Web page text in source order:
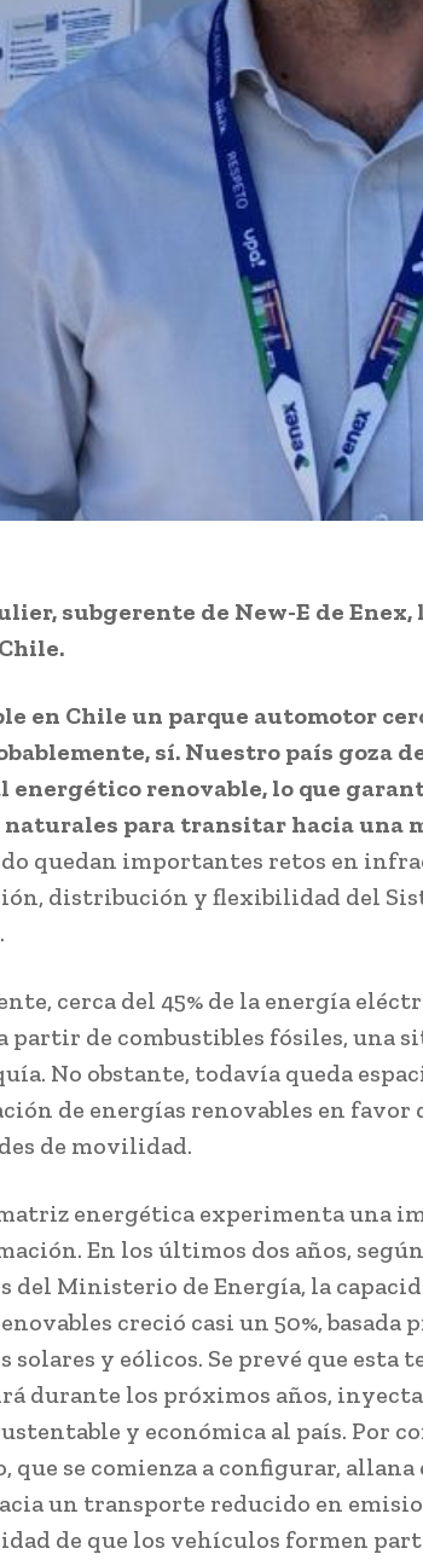
subgerente de New-E de
en Chile un parque automotor
sí. Nuestro país goza
energético renovable, lo que
naturales para transitar hacia una
quedan importantes retos en
distribución y flexibilidad del
cerca del 45% de la energía
partir de combustibles fósiles, una
No obstante, todavía queda
de energías renovables en favor
de movilidad.
energética experimenta una
En los últimos dos años,
del Ministerio de Energía, la
creció casi un 50%,
solares y eólicos. Se prevé que esta
durante los próximos años,
y económica al país. Por
que se comienza a configurar,
un transporte reducido en
de que los vehículos formen